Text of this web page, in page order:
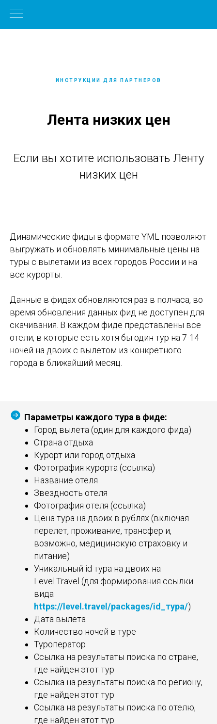
ИНСТРУКЦИИ ДЛЯ ПАРТНЕРОВ
Лента низких цен
Если вы хотите использовать Ленту
низких цен
Динамические фиды в формате YML позволяют
выгружать и обновлять минимальные цены на
туры с вылетами из всех городов России и на
все курорты.
Данные в фидах обновляются раз в полчаса, во
время обновления данных фид не доступен для
скачивания. В каждом фиде представлены все
отели, в которые есть хотя бы один тур на 7-14
ночей на двоих с вылетом из конкретного
города в ближайший месяц.
Параметры каждого тура в фиде:
Город вылета (один для каждого фида)
Страна отдыха
Курорт или город отдыха
Фотография курорта (ссылка)
Название отеля
Звездность отеля
Фотография отеля (ссылка)
Цена тура на двоих в рублях (включая
перелет, проживание, трансфер и,
возможно, медицинскую страховку и
питание)
Уникальный id тура на двоих на
Level.Travel (для формирования ссылки
вида
https://level.travel/packages/id_ тура/)
Дата вылета
Количество ночей в туре
Туроператор
Ссылка на результаты поиска по стране,
где найден этот тур
Ссылка на результаты поиска по региону,
где найден этот тур
Ссылка на результаты поиска по отелю,
где найден этот тур